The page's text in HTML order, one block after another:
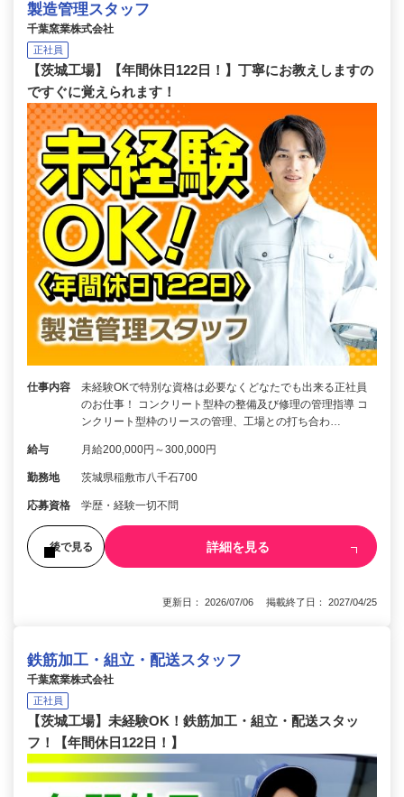
製造管理スタッフ
千葉窯業株式会社
正社員
【茨城工場】【年間休日122日！】丁寧にお教えしますの
ですぐに覚えられます！
仕事内容
未経験OKで特別な資格は必要なくどなたでも出来る正社員
のお仕事！ コンクリート型枠の整備及び修理の管理指導 コ
ンクリート型枠のリースの管理、工場との打ち合わ…
給与 月給200,000円～300,000円
勤務地 茨城県稲敷市八千石700
応募資格 学歴・経験一切不問
後で見る 詳細を見る
更新日： 2026/07/06 掲載終了日： 2027/04/25
鉄筋加工・組立・配送スタッフ
千葉窯業株式会社
正社員
【茨城工場】未経験OK！鉄筋加工・組立・配送スタッ
フ！【年間休日122日！】